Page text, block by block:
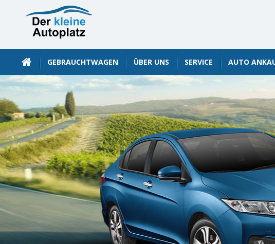
GEBRAUCHTWAGEN ÜBER UNS SERVICE AUTO